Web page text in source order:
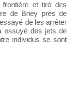
et tiré des
de Briey près de
de les arrêter
essuyé des jets de
individus se sont